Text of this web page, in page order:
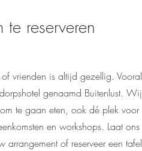
te reserveren
vrienden is altijd gezellig. Vooral
genaamd Buitenlust. Wij
te gaan eten, ook dé plek voor
en workshops. Laat ons
arrangement of reserveer een tafel